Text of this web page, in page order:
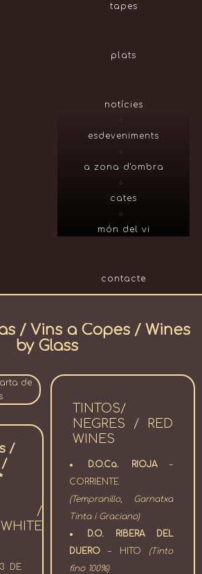
tapes
plats
notícies
esdeveniments
a zona d'ombra
cates
món del vi
contacte
/ Vins a Copes / Wines
by Glass
/
/
/
DE
TINTOS/
NEGRES / RED
WINES
D.O.Ca. RIOJA–
CORRIENTE
(Tempranillo, Garnatxa
Tinta i Graciano)
D.O. RIBERA DEL
DUERO– HITO (Tinto
fino 100%)